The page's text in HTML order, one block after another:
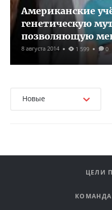
Американские
генетическую
позволяющую
8 августа 2014 1 599 0
Новые
ЦЕЛИ